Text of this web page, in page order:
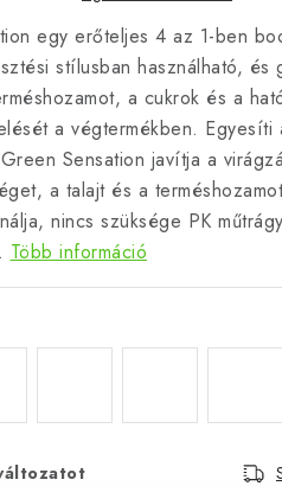
egy erőteljes 4 az 1-ben
stílusban használható, és
a cukrok és a
a végtermékben.
Sensation javítja a
a talajt és a
nincs szüksége PK
Több információ